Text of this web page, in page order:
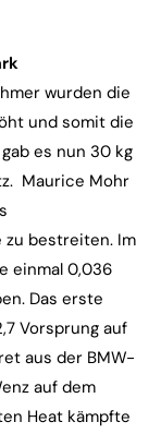
wurden die
und somit die
es nun 30 kg
Maurice Mohr
zu bestreiten. Im
einmal 0,036
Das erste
Vorsprung auf
aus der BMW-
auf dem
Heat kämpfte